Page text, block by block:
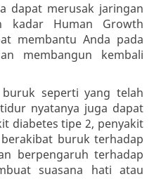
dapat merusak jaringan
kadar Human Growth
membantu Anda pada
membangun kembali
seperti yang telah
nyatanya juga dapat
diabetes tipe 2, penyakit
buruk terhadap
berpengaruh terhadap
suasana hati atau